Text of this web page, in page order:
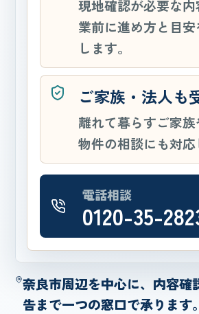
現地確認が必要な
業前に進め方と目
します。
ご家族・法人も
離れて暮らすご家
物件の相談にも対応
電話相談
0120-35-
奈良市周辺を中心に、内容確
告まで一つの窓口で承ります。